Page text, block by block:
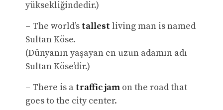
yüksekliğindedir.)
– The world’s tallest living man is named
Sultan Köse.
(Dünyanın yaşayan en uzun adamın adı
Sultan Köse’dir.)
– There is a traffic jam on the road that
goes to the city center.